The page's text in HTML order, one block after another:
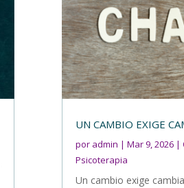
UN CAMBIO EXIGE
por admin |Mar 9, 2026 |
Psicoterapia
Un cambio exige